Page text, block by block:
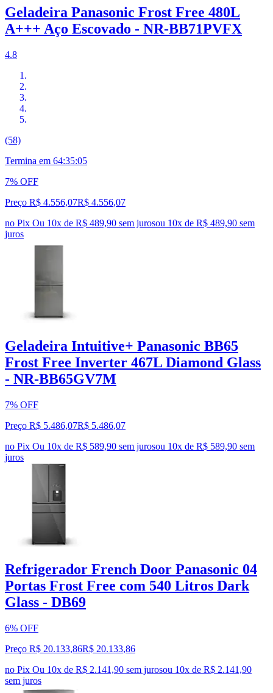
Geladeira Panasonic Frost Free 480L
A+++ Aço Escovado - NR-BB71PVFX
4.8
(58)
Termina em 64:35:04
7% OFF
Preço R$ 4.556,07R$ 4.556,07
no Pix Ou 10x de R$ 489,90 sem jurosou 10x de R$ 489,90 sem
juros
Geladeira Intuitive+ Panasonic BB65
Frost Free Inverter 467L Diamond Glass
- NR-BB65GV7M
7% OFF
Preço R$ 5.486,07R$ 5.486,07
no Pix Ou 10x de R$ 589,90 sem jurosou 10x de R$ 589,90 sem
juros
Refrigerador French Door Panasonic 04
Portas Frost Free com 540 Litros Dark
Glass - DB69
6% OFF
Preço R$ 20.133,86R$ 20.133,86
no Pix Ou 10x de R$ 2.141,90 sem jurosou 10x de R$ 2.141,90
sem juros